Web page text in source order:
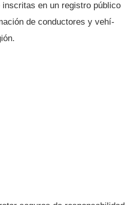
inscritas en un registro público
de conductores y vehí­